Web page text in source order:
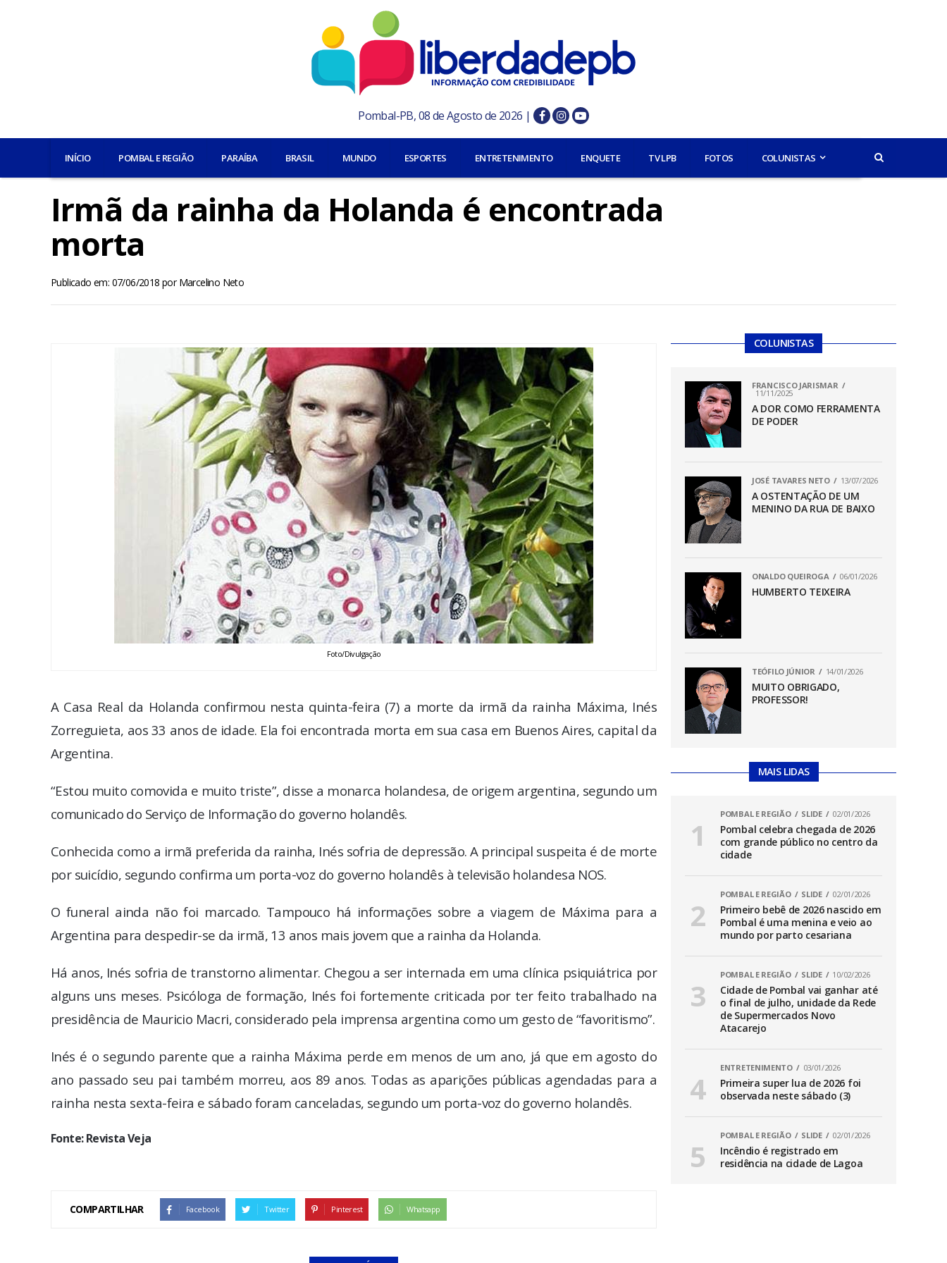
Pombal-PB, 08 de Agosto de 2026 |
INÍCIO POMBAL E REGIÃO PARAÍBA BRASIL MUNDO ESPORTES ENTRETENIMENTO ENQUETE TV LPB FOTOS COLUNISTAS
Irmã da rainha da Holanda é encontrada
morta
Publicado em: 07/06/2018 porMarcelino Neto
Foto/Divulgação
A Casa Real da Holanda confirmou nesta quinta-feira (7) a morte da irmã da rainha Máxima, Inés
Zorreguieta, aos 33 anos de idade. Ela foi encontrada morta em sua casa em Buenos Aires, capital da
Argentina.
“Estou muito comovida e muito triste”, disse a monarca holandesa, de origem argentina, segundo um
comunicado do Serviço de Informação do governo holandês.
Conhecida como a irmã preferida da rainha, Inés sofria de depressão. A principal suspeita é de morte
por suicídio, segundo confirma um porta-voz do governo holandês à televisão holandesa NOS.
O funeral ainda não foi marcado. Tampouco há informações sobre a viagem de Máxima para a
Argentina para despedir-se da irmã, 13 anos mais jovem que a rainha da Holanda.
Há anos, Inés sofria de transtorno alimentar. Chegou a ser internada em uma clínica psiquiátrica por
alguns uns meses. Psicóloga de formação, Inés foi fortemente criticada por ter feito trabalhado na
presidência de Mauricio Macri, considerado pela imprensa argentina como um gesto de “favoritismo”.
Inés é o segundo parente que a rainha Máxima perde em menos de um ano, já que em agosto do
ano passado seu pai também morreu, aos 89 anos. Todas as aparições públicas agendadas para a
rainha nesta sexta-feira e sábado foram canceladas, segundo um porta-voz do governo holandês.
Fonte: Revista Veja
COMPARTILHAR Facebook Twitter Pinterest Whatsapp
COLUNISTAS
FRANCISCO JARISMAR
11/11/2025
A DOR COMO FERRAMENTA
DE PODER
JOSÉ TAVARES NETO 13/07/2026
A OSTENTAÇÃO DE UM
MENINO DA RUA DE BAIXO
ONALDO QUEIROGA 06/01/2026
HUMBERTO TEIXEIRA
TEÓFILO JÚNIOR 14/01/2026
MUITO OBRIGADO,
PROFESSOR!
MAIS LIDAS
POMBAL E REGIÃO SLIDE 02/01/2026
Pombal celebra chegada de 2026
com grande público no centro da
cidade
POMBAL E REGIÃO SLIDE 02/01/2026
Primeiro bebê de 2026 nascido em
Pombal é uma menina e veio ao
mundo por parto cesariana
POMBAL E REGIÃO SLIDE 10/02/2026
Cidade de Pombal vai ganhar até
o final de julho, unidade da Rede
de Supermercados Novo
Atacarejo
ENTRETENIMENTO 03/01/2026
Primeira super lua de 2026 foi
observada neste sábado (3)
POMBAL E REGIÃO SLIDE 02/01/2026
Incêndio é registrado em
residência na cidade de Lagoa